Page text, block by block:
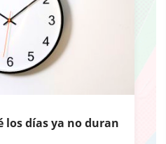
los días ya no duran